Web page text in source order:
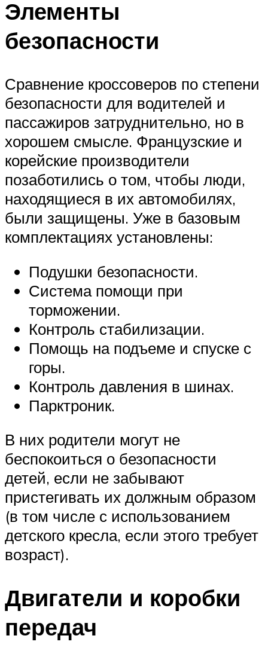
Элементы
безопасности
Сравнение кроссоверов по степени
безопасности для водителей и
пассажиров затруднительно, но в
хорошем смысле. Французские и
корейские производители
позаботились о том, чтобы люди,
находящиеся в их автомобилях,
были защищены. Уже в базовым
комплектациях установлены:
Подушки безопасности.
Система помощи при
торможении.
Контроль стабилизации.
Помощь на подъеме и спуске с
горы.
Контроль давления в шинах.
Парктроник.
В них родители могут не
беспокоиться о безопасности
детей, если не забывают
пристегивать их должным образом
(в том числе с использованием
детского кресла, если этого требует
возраст).
Двигатели и коробки
передач